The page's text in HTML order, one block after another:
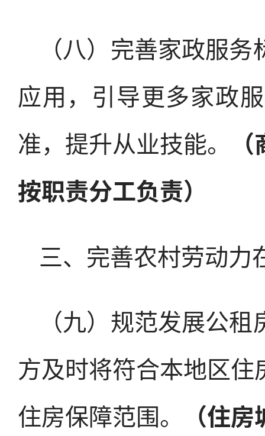
（八）完善家政服
应用，引导更多家政
准，提升从业技能。
按职责分工负责）
三、完善农村劳动力
（九）规范发展公
方及时将符合本地区
住房保障范围。
（住